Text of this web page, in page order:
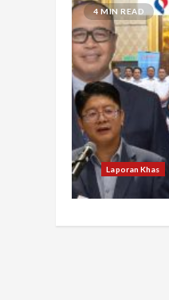
4 MIN READ
Laporan Khas